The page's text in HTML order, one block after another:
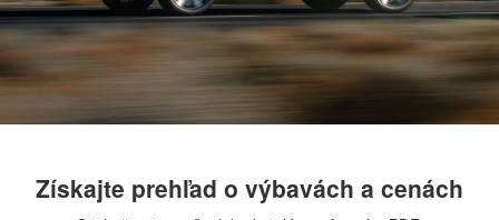
Získajte prehľad o výbavách a cenách